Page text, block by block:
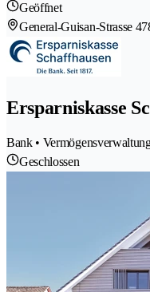
Geöffnet
General-Guisan-Strasse 47
Ersparniskasse
Bank •
Geschlossen